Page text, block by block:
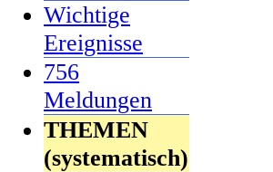
Wichtige
Ereignisse
756
Meldungen
THEMEN
(systematisch)